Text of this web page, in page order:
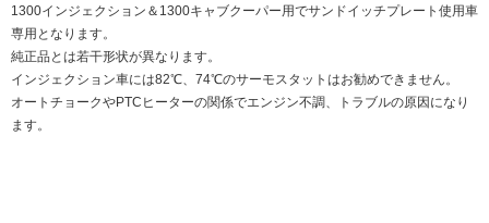
1300インジェクション＆1300キャブクーパー用でサンドイッチプレート使用車
専用となります。
純正品とは若干形状が異なります。
インジェクション車には82℃、74℃のサーモスタットはお勧めできません。
オートチョークやPTCヒーターの関係でエンジン不調、トラブルの原因になり
ます。